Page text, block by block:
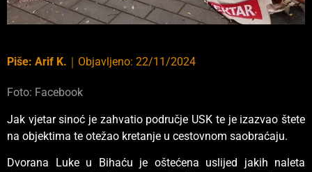
Piše: Arif K. Objavljeno: 22/11/2024
Foto: Facebook
Jak vjetar sinoć je zahvatio područje USK te je izazvao štete
na objektima te otežao kretanje u cestovnom saobraćaju.
Dvorana Luke u Bihaću je oštećena uslijed jakih naleta